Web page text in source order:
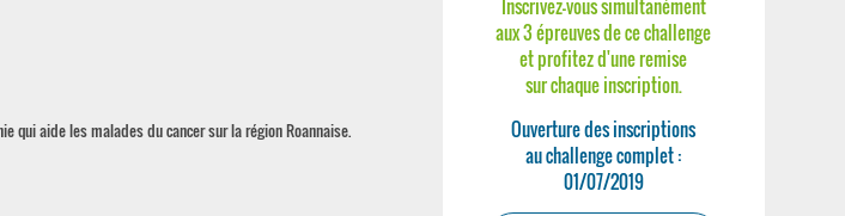
qui aide les malades du cancer sur la région Roannaise.
Inscrivez-vous simultanément
aux 3 épreuves de ce challenge
et profitez d'une remise
sur chaque inscription.
Ouverture des inscriptions
au challenge complet :
01/07/2019